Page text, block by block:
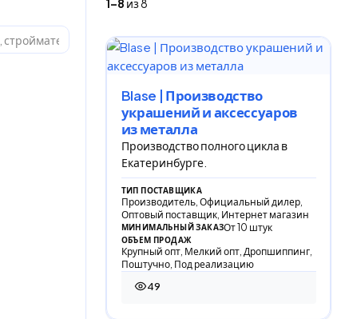
1–8 из 8
Blase | Производство
украшений и аксессуаров
из металла
Производство полного цикла в
Екатеринбурге.
ТИП ПОСТАВЩИКА
Производитель, Официальный дилер,
Оптовый поставщик, Интернет магазин
МИНИМАЛЬНЫЙ ЗАКАЗОт 10 штук
ОБЪЕМ ПРОДАЖ
Крупный опт, Мелкий опт, Дропшиппинг,
Поштучно, Под реализацию
49
49 просмотров